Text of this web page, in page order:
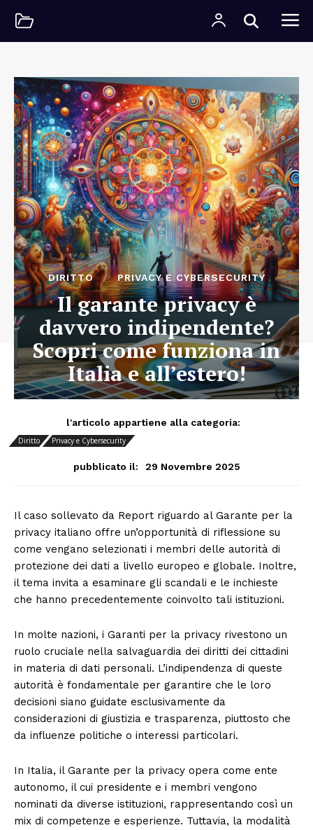
DIRITTO PRIVACY E CYBERSECURITY
Il garante privacy è
davvero indipendente?
Scopri come funziona in
Italia e all’estero!
l'articolo appartiene alla categoria:
Diritto Privacy e Cybersecurity
pubblicato il: 29 Novembre 2025
Il caso sollevato da Report riguardo al Garante per la
privacy italiano offre un’opportunità di riflessione su
come vengano selezionati i membri delle autorità di
protezione dei dati a livello europeo e globale. Inoltre,
il tema invita a esaminare gli scandali e le inchieste
che hanno precedentemente coinvolto tali istituzioni.
In molte nazioni, i Garanti per la privacy rivestono un
ruolo cruciale nella salvaguardia dei diritti dei cittadini
in materia di dati personali. L’indipendenza di queste
autorità è fondamentale per garantire che le loro
decisioni siano guidate esclusivamente da
considerazioni di giustizia e trasparenza, piuttosto che
da influenze politiche o interessi particolari.
In Italia, il Garante per la privacy opera come ente
autonomo, il cui presidente e i membri vengono
nominati da diverse istituzioni, rappresentando così un
mix di competenze e esperienze. Tuttavia, la modalità